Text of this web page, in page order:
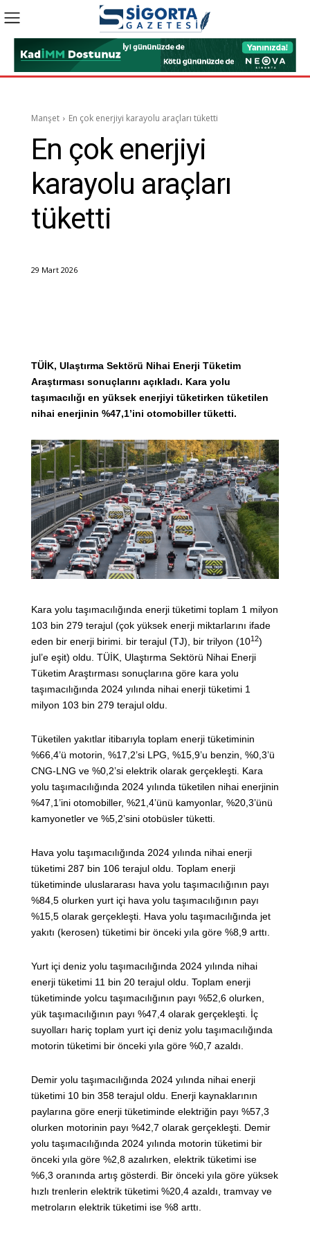
Manşet En çok enerjiyi karayolu araçları tüketti
En çok enerjiyi
karayolu araçları
tüketti
29 Mart 2026
TÜİK, Ulaştırma Sektörü Nihai Enerji Tüketim
Araştırması sonuçlarını açıkladı. Kara yolu
taşımacılığı en yüksek enerjiyi tüketirken tüketilen
nihai enerjinin %47,1’ini otomobiller tüketti.
Kara yolu taşımacılığında enerji tüketimi toplam 1 milyon
103 bin 279 terajul (çok yüksek enerji miktarlarını ifade
eden bir enerji birimi. bir terajul (TJ), bir trilyon (1012)
jul’e eşit) oldu. TÜİK, Ulaştırma Sektörü Nihai Enerji
Tüketim Araştırması sonuçlarına göre kara yolu
taşımacılığında 2024 yılında nihai enerji tüketimi 1
milyon 103 bin 279 terajuloldu.
Tüketilen yakıtlar itibarıyla toplam enerji tüketiminin
%66,4’ü motorin, %17,2’si LPG, %15,9’u benzin, %0,3’ü
CNG-LNG ve %0,2’si elektrik olarak gerçekleşti. Kara
yolu taşımacılığında 2024 yılında tüketilen nihai enerjinin
%47,1’ini otomobiller, %21,4’ünü kamyonlar, %20,3’ünü
kamyonetler ve %5,2’sini otobüsler tüketti.
Hava yolu taşımacılığında 2024 yılında nihai enerji
tüketimi 287 bin 106 terajul oldu. Toplam enerji
tüketiminde uluslararası hava yolu taşımacılığının payı
%84,5 olurken yurt içi hava yolu taşımacılığının payı
%15,5 olarak gerçekleşti. Hava yolu taşımacılığında jet
yakıtı (kerosen) tüketimi bir önceki yıla göre %8,9 arttı.
Yurt içi deniz yolu taşımacılığında 2024 yılında nihai
enerji tüketimi 11 bin 20 terajul oldu. Toplam enerji
tüketiminde yolcu taşımacılığının payı %52,6 olurken,
yük taşımacılığının payı %47,4 olarak gerçekleşti. İç
suyolları hariç toplam yurt içi deniz yolu taşımacılığında
motorin tüketimi bir önceki yıla göre %0,7 azaldı.
Demir yolu taşımacılığında 2024 yılında nihai enerji
tüketimi 10 bin 358 terajul oldu. Enerji kaynaklarının
paylarına göre enerji tüketiminde elektriğin payı %57,3
olurken motorinin payı %42,7 olarak gerçekleşti. Demir
yolu taşımacılığında 2024 yılında motorin tüketimi bir
önceki yıla göre %2,8 azalırken, elektrik tüketimi ise
%6,3 oranında artış gösterdi. Bir önceki yıla göre yüksek
hızlı trenlerin elektrik tüketimi %20,4 azaldı, tramvay ve
metroların elektrik tüketimi ise %8 arttı.